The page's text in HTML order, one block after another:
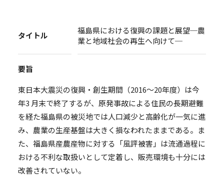
タイトル
福島県における復興の課題と展望─農
業と地域社会の再生へ向けて─
要旨
東日本大震災の復興・創生期間（2016～20年度）は今
年3 月末で終了するが、原発事故による住民の長期避難
を経た福島県の被災地では人口減少と高齢化が一気に進
み、農業の生産基盤は大きく損なわれたままである。ま
た、福島県産農産物に対する「風評被害」は流通過程に
おける不利な取扱いとして定着し、販売環境も十分には
改善されていない。